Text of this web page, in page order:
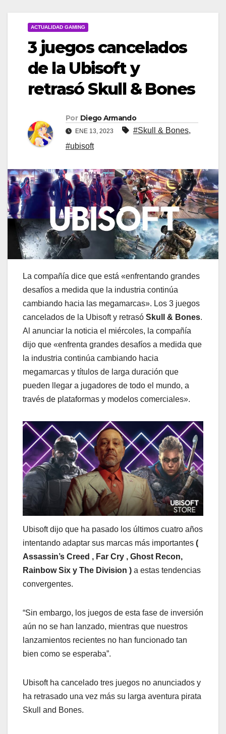
ACTUALIDAD GAMING
3 juegos cancelados
de la Ubisoft y
retrasó Skull & Bones
Por Diego Armando
ENE 13, 2023 #Skull & Bones,
#ubisoft
La compañía dice que está «enfrentando grandes
desafíos a medida que la industria continúa
cambiando hacia las megamarcas». Los 3 juegos
cancelados de la Ubisoft y retrasó Skull & Bones.
Al anunciar la noticia el miércoles, la compañía
dijo que «enfrenta grandes desafíos a medida que
la industria continúa cambiando hacia
megamarcas y títulos de larga duración que
pueden llegar a jugadores de todo el mundo, a
través de plataformas y modelos comerciales».
Ubisoft dijo que ha pasado los últimos cuatro años
intentando adaptar sus marcas más importantes (
Assassin’s Creed , Far Cry , Ghost Recon,
Rainbow Six y The Division ) a estas tendencias
convergentes.
“Sin embargo, los juegos de esta fase de inversión
aún no se han lanzado, mientras que nuestros
lanzamientos recientes no han funcionado tan
bien como se esperaba”.
Ubisoft ha cancelado tres juegos no anunciados y
ha retrasado una vez más su larga aventura pirata
Skull and Bones.